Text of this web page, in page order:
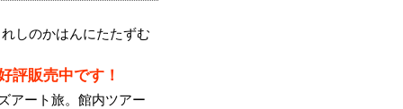
れしのかはんにたたずむ
評販売中です！
アート旅。館内ツアー